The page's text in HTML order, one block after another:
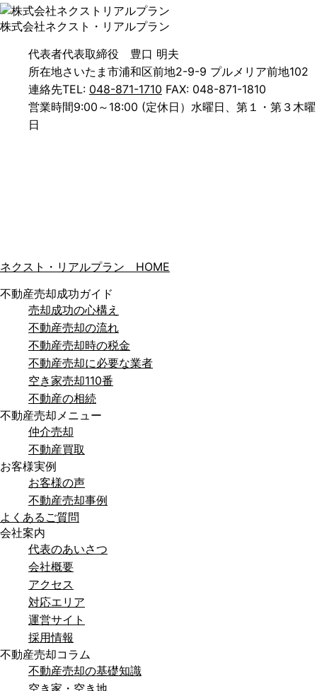
株式会社ネクスト・リアルプラン
代表者代表取締役 豊口 明夫
所在地さいたま市浦和区前地2-9-9 プルメリア前地102
連絡先TEL: 048-871-1710 FAX: 048-871-1810
営業時間9:00～18:00 (定休日）水曜日、第１・第３木曜
日
ネクスト・リアルプラン HOME
不動産売却成功ガイド
売却成功の心構え
不動産売却の流れ
不動産売却時の税金
不動産売却に必要な業者
空き家売却110番
不動産の相続
不動産売却メニュー
仲介売却
不動産買取
お客様実例
お客様の声
不動産売却事例
よくあるご質問
会社案内
代表のあいさつ
会社概要
アクセス
対応エリア
運営サイト
採用情報
不動産売却コラム
不動産売却の基礎知識